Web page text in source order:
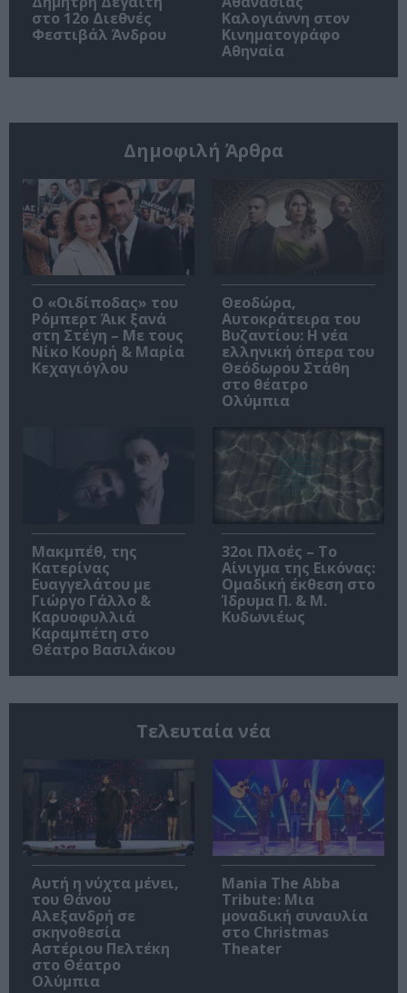
στο 12ο Διεθνές
Φεστιβάλ Άνδρου
Καλογιάννη στον
Κινηματογράφο
Αθηναία
Δημοφιλή Άρθρα
O «Οιδίποδας» του
Ρόμπερτ Άικ ξανά
στη Στέγη – Με τους
Νίκο Κουρή & Μαρία
Κεχαγιόγλου
Θεοδώρα,
Αυτοκράτειρα του
Βυζαντίου: Η νέα
ελληνική όπερα του
Θεόδωρου Στάθη
στο θέατρο
Ολύμπια
Μακμπέθ, της
Κατερίνας
Ευαγγελάτου με
Γιώργο Γάλλο &
Καρυοφυλλιά
Καραμπέτη στο
Θέατρο Βασιλάκου
32οι Πλοές – Το
Αίνιγμα της Εικόνας:
Ομαδική έκθεση στο
Ίδρυμα Π. & Μ.
Κυδωνιέως
Τελευταία νέα
Αυτή η νύχτα μένει,
του Θάνου
Αλεξανδρή σε
σκηνοθεσία
Αστέριου Πελτέκη
στο Θέατρο
Ολύμπια
Mania The Abba
Tribute: Μια
μοναδική συναυλία
στο Christmas
Theater